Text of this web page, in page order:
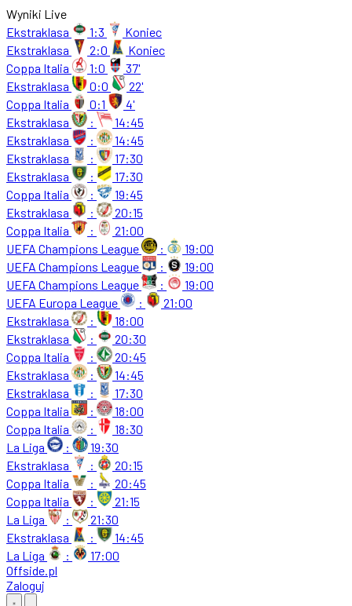
Wyniki Live
Ekstraklasa
1:3
Koniec
Ekstraklasa
2:0
Koniec
Coppa Italia
1:0
37'
Ekstraklasa
0:0
22'
Coppa Italia
0:1
4'
Ekstraklasa
:
14:45
Ekstraklasa
:
14:45
Ekstraklasa
:
17:30
Ekstraklasa
:
17:30
Coppa Italia
:
19:45
Ekstraklasa
:
20:15
Coppa Italia
:
21:00
UEFA Champions League
:
19:00
UEFA Champions League
:
19:00
UEFA Champions League
:
19:00
UEFA Europa League
:
21:00
Ekstraklasa
:
18:00
Ekstraklasa
:
20:30
Coppa Italia
:
20:45
Ekstraklasa
:
14:45
Ekstraklasa
:
17:30
Coppa Italia
:
18:00
Coppa Italia
:
18:30
La Liga
:
19:30
Ekstraklasa
:
20:15
Coppa Italia
:
20:45
Coppa Italia
:
21:15
La Liga
:
21:30
Ekstraklasa
:
14:45
La Liga
:
17:00
Offside.pl
Zaloguj